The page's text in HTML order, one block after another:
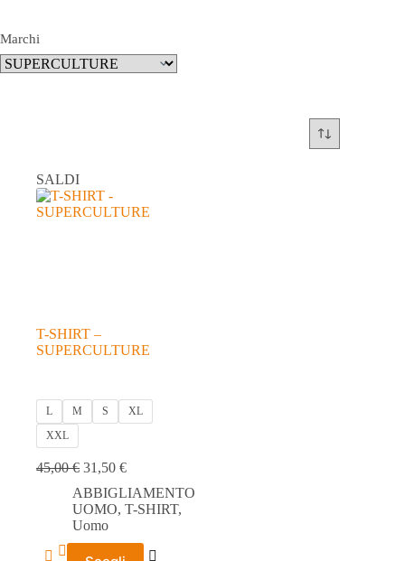
SALDI
T-SHIRT –
SUPERCULTURE
L M S
XL
XXL
45,00€ 31,50 €
ABBIGLIAMENTO
UOMO, T-SHIRT,
Uomo
Questo
Marchi